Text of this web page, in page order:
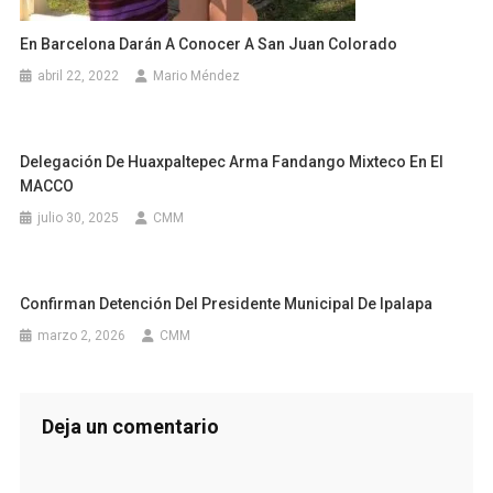
En Barcelona Darán A Conocer A San Juan Colorado
abril 22, 2022 Mario Méndez
Delegación De Huaxpaltepec Arma Fandango Mixteco En El
MACCO
julio 30, 2025 CMM
Confirman Detención Del Presidente Municipal De Ipalapa
marzo 2, 2026 CMM
Deja un comentario